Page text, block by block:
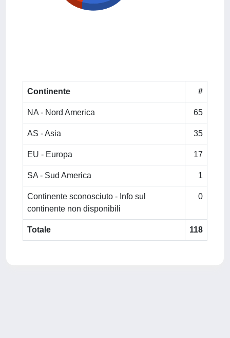
Continente #
NA - Nord America 65
AS - Asia 35
EU - Europa 17
SA - Sud America 1
Continente sconosciuto - Info sul
continente non disponibili
0
Totale 118